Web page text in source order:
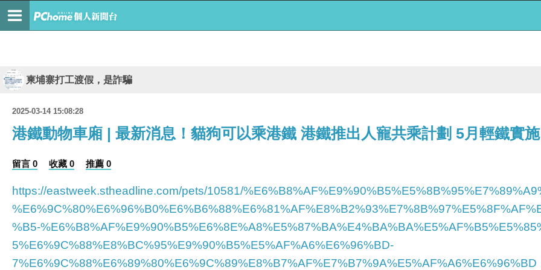
柬埔寨打工渡假，是詐騙
2025-03-14 15:08:28
港鐵動物車廂 | 最新消息！貓狗可以乘港鐵 港鐵推出人寵共乘計劃 5月輕鐵實
留言 0 收藏 0 推薦 0
https://eastweek.stheadline.com/pets/10581/
%B5-
5%E6%9C%88%E8%BC%95%E9%90%B5%E5%AF%A6%E6%96%BD-
7%E6%9C%88%E6%89%80%E6%9C%89%E8%B7%AF%E7%B7%9A%E5%AF%A6%E6%96%BD